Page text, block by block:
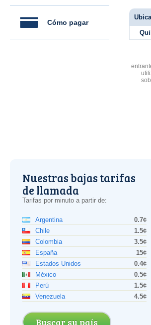
Cómo pagar
Nuestras bajas tarifas
de llamada
Tarifas por minuto a partir de:
Argentina
0.7¢
Chile
1.5¢
Colombia
3.5¢
España
15¢
Estados Unidos
0.4¢
México
0.5¢
Perú
1.5¢
Venezuela
4.5¢
Buscar su país